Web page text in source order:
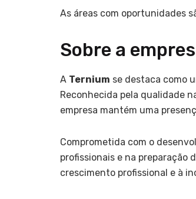
As áreas com oportunidades
Sobre a
A Ternium se destaca como
Reconhecida pela qualidade
empresa mantém uma
Comprometida com o
profissionais e na preparação
crescimento profissional e à